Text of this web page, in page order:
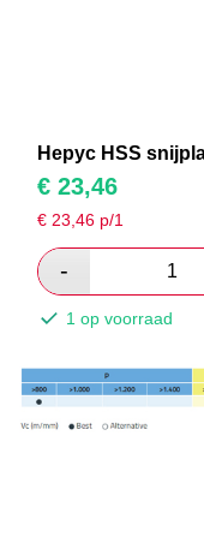
Hepyc HSS
€ 23,46
€ 23,46 p/1
1 op voorraad